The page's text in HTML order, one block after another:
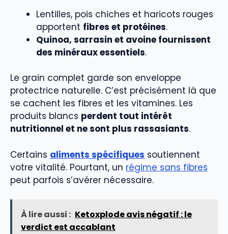
Lentilles, pois chiches et haricots rouges
apportent fibres et protéines.
Quinoa, sarrasin et avoine fournissent
des minéraux essentiels.
Le grain complet garde son enveloppe
protectrice naturelle. C’est précisément là que
se cachent les fibres et les vitamines. Les
produits blancs perdent tout intérêt
nutritionnel et ne sont plus rassasiants.
Certains aliments spécifiques soutiennent
votre vitalité. Pourtant, un régime sans fibres
peut parfois s’avérer nécessaire.
À lire aussi : Ketoxplode avis négatif : le
verdict est accablant